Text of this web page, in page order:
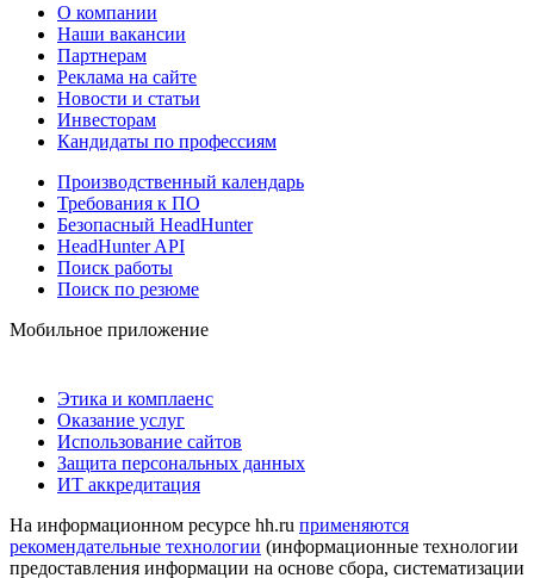
О компании
Наши вакансии
Партнерам
Реклама на сайте
Новости и статьи
Инвесторам
Кандидаты по профессиям
Производственный календарь
Требования к ПО
Безопасный HeadHunter
HeadHunter API
Поиск работы
Поиск по резюме
Мобильное приложение
Этика и комплаенс
Оказание услуг
Использование сайтов
Защита персональных данных
ИТ аккредитация
На информационном ресурсе hh.ru применяются
рекомендательные технологии (информационные технологии
предоставления информации на основе сбора, систематизации